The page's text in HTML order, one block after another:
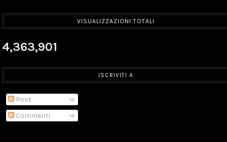
VISUALIZZAZIONI TOTALI
4,363,901
ISCRIVITI A
Post
Commenti